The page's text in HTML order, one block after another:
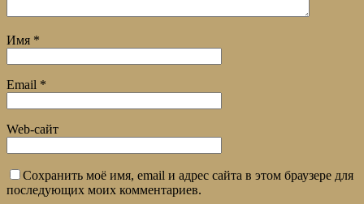
Имя *
Email *
Web-сайт
Сохранить моё имя, email и адрес сайта в этом браузере для
последующих моих комментариев.